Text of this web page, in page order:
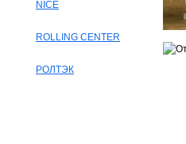
NICE
ROLLING CENTER
РОЛТЭК